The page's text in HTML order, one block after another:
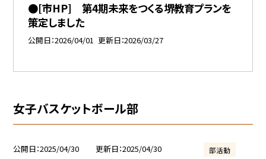
●[市HP] 第4期未来をつくる堺教育プランを
策定しました
公開日 2026/04/01 更新日 2026/03/27
女子バスケットボール部
公開日 2025/04/30 更新日 2025/04/30 部活動